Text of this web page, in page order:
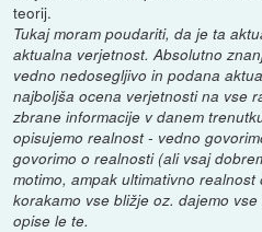
teorij.
Tukaj moram poudariti, da je ta
aktualna verjetnost. Absolutno
vedno nedosegljivo in podana
najboljša ocena verjetnosti na vse
zbrane informacije v danem
opisujemo realnost - vedno
govorimo o realnosti (ali vsaj
motimo, ampak ultimativno
korakamo vse bližje oz. dajemo
opise le te.